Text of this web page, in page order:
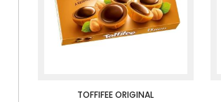
TOFFIFEE ORIGINAL